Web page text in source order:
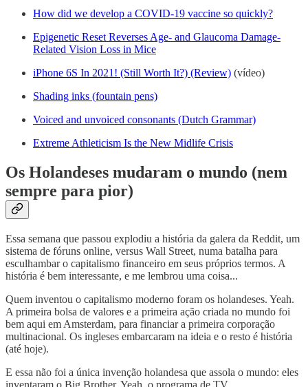
How did we develop a COVID-19 vaccine so quickly?
Epigenetic Reset Reverses Age- and Glaucoma Damage-
Related Vision Loss in Mice
iPhone 6S In 2021! (Still Worth It?) (Review) (vídeo)
Shading inks (fountain pens)
Voiced and unvoiced consonants (Dutch Grammar)
Extreme Athleticism Is the New Midlife Crisis
Os Holandeses mudaram o mundo (nem
sempre para pior)
Essa semana que passou explodiu a história da galera da Reddit, um
sistema de fóruns online, versus Wall Street, numa batalha para
esculhambar o capitalismo financeiro em seus próprios termos. A
história é bem interessante, e me lembrou uma coisa...
Quem inventou o capitalismo moderno foram os holandeses. Yeah.
A primeira bolsa de valores e a primeira ação criada no mundo foi
bem aqui em Amsterdam, para financiar a primeira corporação
multinacional. Os ingleses embarcaram na ideia e o resto é história
(até hoje).
E essa não foi a única invenção holandesa que assola o mundo: eles
inventaram o Big Brother. Yeah, o programa de TV.